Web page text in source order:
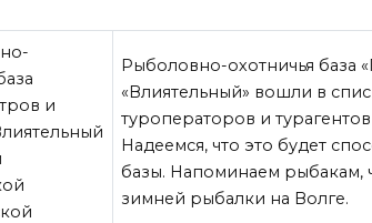
Рыболовно-охотничья база
«Влиятельный» вошли в
туроператоров и турагентов
Надеемся, что это будет
базы. Напоминаем рыбакам,
зимней рыбалки на Волге.